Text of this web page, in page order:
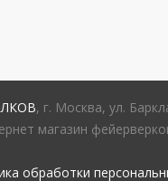
, г. Москва, ул.
магазин
обработки